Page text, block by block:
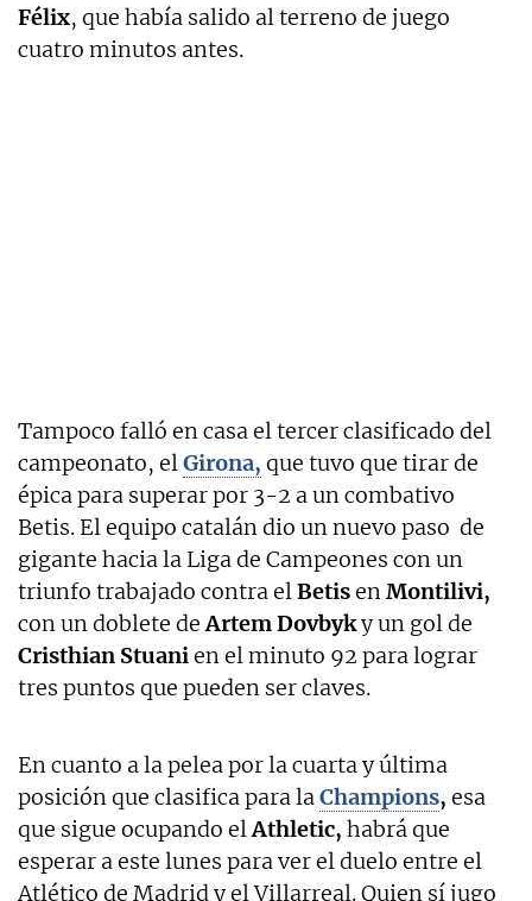
Félix, que había salido al terreno de juego
cuatro minutos antes.
Tampoco falló en casa el tercer clasificado del
campeonato, elGirona, que tuvo que tirar de
épica para superar por 3-2 a un combativo
Betis. El equipo catalán dio un nuevo paso de
gigante hacia la Liga de Campeones con un
triunfo trabajado contra elBetisenMontilivi,
con un doblete deArtem Dovbyky un gol de
Cristhian Stuanien el minuto 92 para lograr
tres puntos que pueden ser claves.
En cuanto a la pelea por la cuarta y última
posición que clasifica para laChampions, esa
que sigue ocupando elAthletic, habrá que
esperar a este lunes para ver el duelo entre el
Atlético de Madrid y el Villarreal. Quien sí jugo